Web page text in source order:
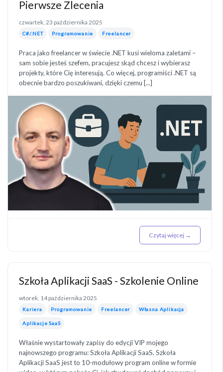
Pierwsze Zlecenia
czwartek, 23 października 2025
C#/.NET Programowanie Freelancer
Praca jako freelancer w świecie .NET kusi wieloma zaletami –
sam sobie jesteś szefem, pracujesz skąd chcesz i wybierasz
projekty, które Cię interesują. Co więcej, programiści .NET są
obecnie bardzo poszukiwani, dzięki czemu [...]
Czytaj więcej →
Szkoła Aplikacji SaaS - Szkolenie Online
wtorek, 14 października 2025
Kariera Programowanie Freelancer Własna Aplikacja
Aplikacje SaaS
Właśnie wystartowały zapisy do edycji VIP mojego
najnowszego programu: Szkoła Aplikacji SaaS. Szkoła
Aplikacji SaaS jest to 10-modułowy program online w formie